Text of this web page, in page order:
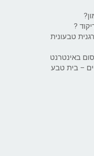
?
טבעונית
באינטרנט
– בית טבע